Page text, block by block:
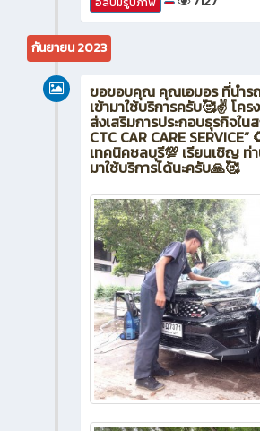
กันยายน 2023
ขอขอบคุณ คุณเอมอร ที่นำร
เข้ามาใช้บริการครับ🥰✌️ โคร
ส่งเสริมการประกอบธุรกิจใน
CTC CAR CARE
เทคนิคชลบุรี💯 เรียนเชิญ ท่
มาใช้บริการได้นะครับ🙏🥰